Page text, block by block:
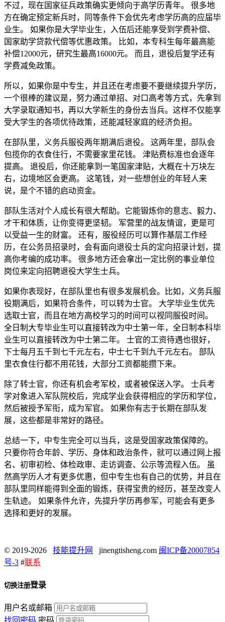
不过，现在国家征兵政策确实更倾向于高学历青年。 很多地
方在确定预定新兵时，同等条件下会优先考虑学历高的应届毕
业生。 如果你是大学毕业生，入伍后还能享受到学费补偿、
国家助学贷款代偿等优惠政策。 比如，本专科生每年最高能
补偿12000元，研究生最高16000元。 而且，退役后复学还有
学费减免政策。
所以，如果你是中专生，并且还在考虑要不要继续提升学历，
一个很棒的建议是，努力通过单招、对口高考等方式，先拿到
大学录取通知书，再以大学新生的身份去当兵。这样不仅能享
受大学生的各项优待政策，还能减轻家庭的经济负担。
在部队里，义务兵服役两年期满后退役。 这两年里，部队会
包揽你的衣食住行，不需要家里花钱。 津贴费标准也会逐年
提高。 退役后，你还能拿到一笔国家津贴，大概在十万块左
右，边境地区会更高。 这笔钱，对一些想创业的年轻人来
说，是个不错的启动资金。
部队生活对个人成长有很大帮助。它能锻炼你的意志、毅力、
才干和体质，让你变得更坚韧。 军营里的战友情谊，更是可
以受益一生的财富。 还有，服役经历可以算作基层工作经
历，在公务员招录时，会有面向退役士兵的定向招录计划，提
高你考编的成功率。 很多地方还会拿出一定比例的事业单位
岗位来定向招聘退役大学生士兵。
如果你表现好，在部队里也有很多发展机会。比如，义务兵服
役期满后，如果符合条件，可以转为士官。 大学毕业生优先
选取士官，而且在地方高校学习的时间可以视同服役时间。
全日制大专毕业生可以直接转改为中士第一年，全日制本科毕
业生可以直接转改为中士第二年。 士官的工资待遇也很好，
下士每月五千到七千元左右，中士七千到九千元左右。 部队
里衣食住行都不用花钱，大部分工资都能攒下来。
除了转士官，你还有机会考军校，或者被保送入学。 士兵考
学对象进入军队院校后，完成学业会获得相应的学历和学位，
然后被授予军衔，成为军官。 如果你有志于长期在部队发
展，这些都是非常好的路径。
总结一下，中专生完全可以当兵，这是受国家政策保障的。
只要你符合年龄、学历、身体和政治条件，就可以通过网上报
名、初审初检、体检政审、走访调查、公示等流程入伍。 虽
然高学历人才有更多优惠，但中专生也有自己的优势，并且在
部队里同样能得到全面的锻炼，获得宝贵的经历，甚至改变人
生轨迹。 如果条件允许，先提升学历再参军，可能会有更多
选择和更好的发展。
© 2019-2026 技能提升网 jinengtisheng.com 闽ICP备20007854
号-3 #联系
切换注册登录
用户名或邮箱